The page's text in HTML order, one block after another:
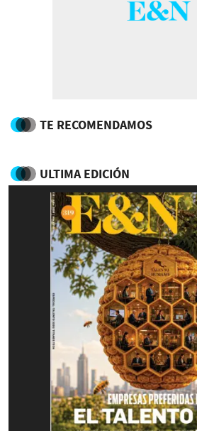
TE RECOMENDAMOS
ULTIMA EDICIÓN